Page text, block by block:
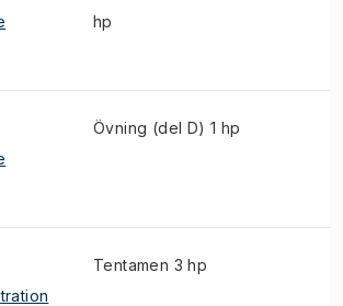
hp
Övning (del D) 1 hp
Tentamen 3 hp